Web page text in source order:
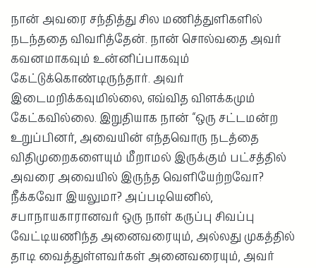
நான் அவரை சந்தித்து சில மணித்துளிகளில்
நடந்ததை விவரித்தேன். நான் சொல்வதை அவர்
கவனமாகவும் உன்னிப்பாகவும்
கேட்டுக்கொண்டிருந்தார். அவர்
இடைமறிக்கவுமில்லை, எவ்வித விளக்கமும்
கேட்கவில்லை. இறுதியாக நான் “ஒரு சட்டமன்ற
உறுப்பினர், அவையின் எந்தவொரு நடத்தை
விதிமுறைகளையும் மீறாமல் இருக்கும் பட்சத்தில்
அவரை அவையில் இருந்த வெளியேற்றவோ?
நீக்கவோ இயலுமா? அப்படியெனில்,
சபாநாயகாரானவர் ஒரு நாள் கருப்பு சிவப்பு
வேட்டியணிந்த அனைவரையும், அல்லது முகத்தில்
தாடி வைத்துள்ளவர்கள் அனைவரையும், அவர்